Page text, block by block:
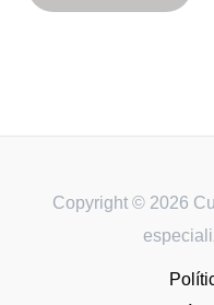
Copyright © 2026